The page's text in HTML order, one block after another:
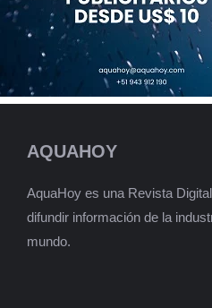
AQUAHOY
AquaHoy es una Revista
difundir información de la
mundo.